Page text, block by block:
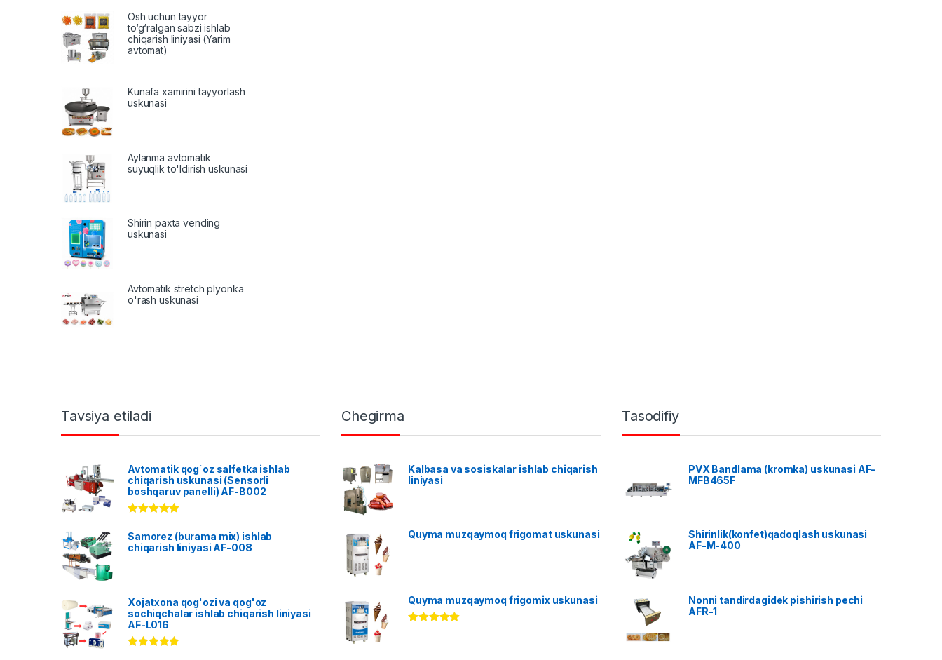
Osh uchun tayyor
to‘g‘ralgan sabzi ishlab
chiqarish liniyasi (Yarim
avtomat)
Kunafa xamirini tayyorlash
uskunasi
Aylanma avtomatik
suyuqlik to'ldirish uskunasi
Shirin paxta vending
uskunasi
Avtomatik stretch plyonka
o'rash uskunasi
Tavsiya etiladi
Avtomatik qog`oz salfetka ishlab
chiqarish uskunasi (Sensorli
boshqaruv panelli) AF-B002
out of 5
Samorez (burama mix) ishlab
chiqarish liniyasi AF-008
Xojatxona qog'ozi va qog'oz
sochiqchalar ishlab chiqarish liniyasi
AF-L016
Chegirma
Kalbasa va sosiskalar ishlab chiqarish
liniyasi
Quyma muzqaymoq frigomat uskunasi
Quyma muzqaymoq frigomix uskunasi
Tasodifiy
PVX Bandlama (kromka) uskunasi AF-
MFB465F
Shirinlik(konfet)qadoqlash uskunasi
AF-M-400
Nonni tandirdagidek pishirish pechi
AFR-1